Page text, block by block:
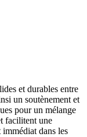
et durables entre
un soutènement et
pour un mélange
facilitent une
dans les